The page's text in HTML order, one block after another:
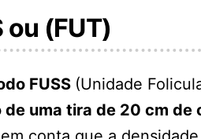
ou (FUT)
FUSS (Unidade
de uma tira de 20 cm de